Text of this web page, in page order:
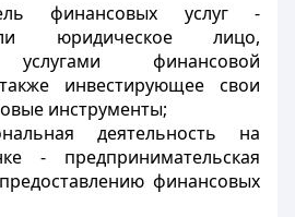
финансовых услуг -
юридическое лицо,
услугами финансовой
инвестирующее свои
инструменты;
деятельность на
- предпринимательская
финансовых